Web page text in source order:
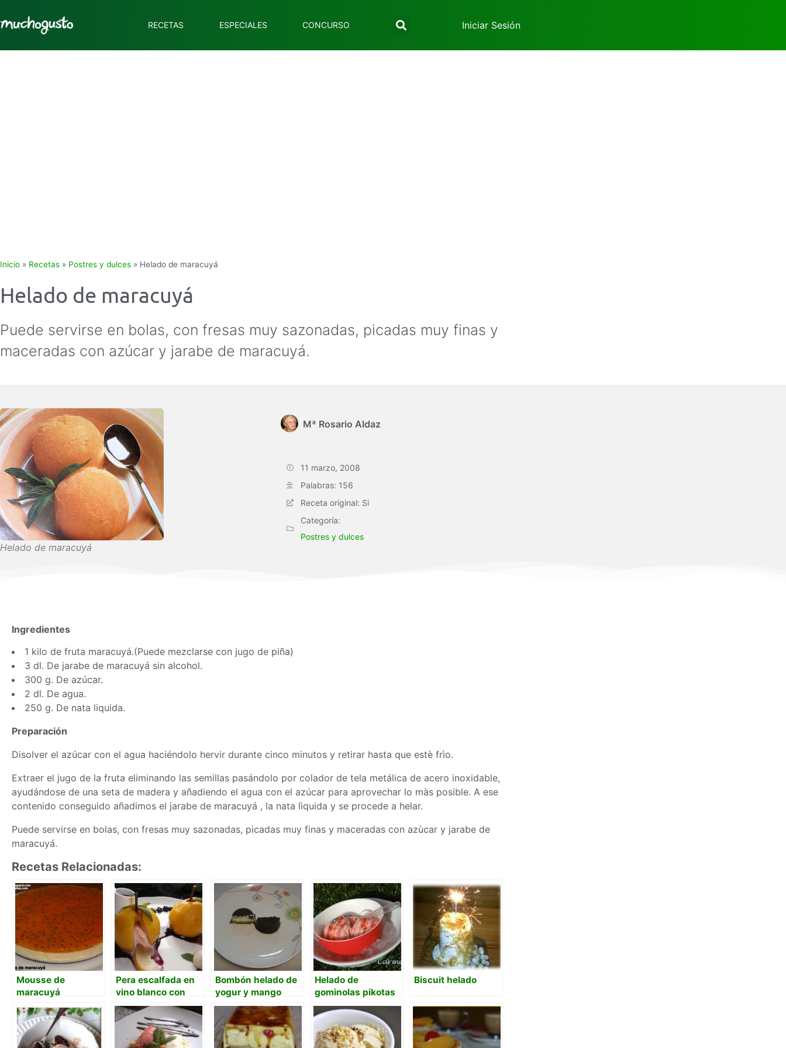
RECETAS ESPECIALES CONCURSO Iniciar Sesión
Inicio » Recetas » Postres y dulces » Helado de maracuyá
Helado de maracuyá
Puede servirse en bolas, con fresas muy sazonadas, picadas muy finas y
maceradas con azúcar y jarabe de maracuyá.
Helado de maracuyá
Mª Rosario Aldaz
11 marzo, 2008
Palabras: 156
Receta original: Si
Categoría:
Postres y dulces
Ingredientes
1 kilo de fruta maracuyá.(Puede mezclarse con jugo de piña)
3 dl. De jarabe de maracuyá sin alcohol.
300 g. De azúcar.
2 dl. De agua.
250 g. De nata liquida.
Preparación
Disolver el azúcar con el agua haciéndolo hervir durante cinco minutos y retirar hasta que estè frìo.
Extraer el jugo de la fruta eliminando las semillas pasándolo por colador de tela metálica de acero inoxidable,
ayudándose de una seta de madera y añadiendo el agua con el azúcar para aprovechar lo màs posible. A ese
contenido conseguido añadimos el jarabe de maracuyá , la nata lìquida y se procede a helar.
Puede servirse en bolas, con fresas muy sazonadas, picadas muy finas y maceradas con azùcar y jarabe de
maracuyá.
Recetas Relacionadas:
Mousse de
maracuyá
(parchita, passion
fruit)
Pera escalfada en
vino blanco con
corazón helado de
vino rosado y
jarabe de vino tinto
Bombón helado de
yogur y mango
Helado de
gominolas pikotas
Biscuit helado